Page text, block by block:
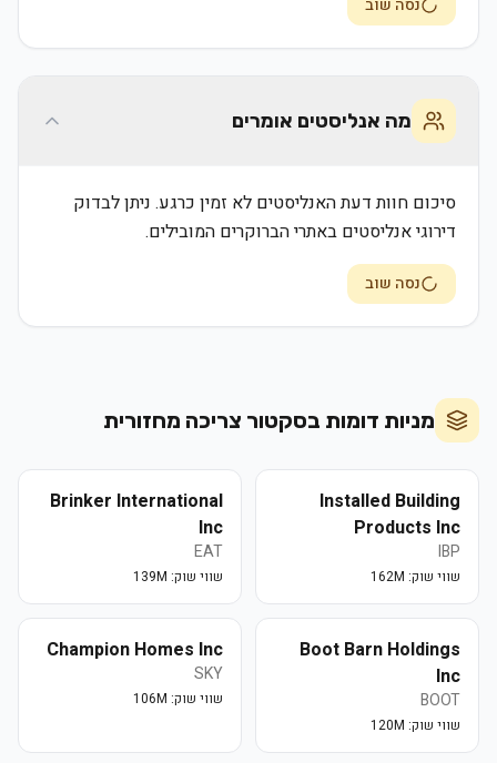
נסה שוב
מה אנליסטים אומרים
סיכום חוות דעת האנליסטים לא זמין כרגע. ניתן לבדוק
דירוגי אנליסטים באתרי הברוקרים המובילים.
נסה שוב
מניות דומות בסקטור צריכה מחזורית
Installed Building
Products Inc
IBP
שווי שוק: 162M
Brinker International
Inc
EAT
שווי שוק: 139M
Boot Barn Holdings
Inc
BOOT
שווי שוק: 120M
Champion Homes Inc
SKY
שווי שוק: 106M